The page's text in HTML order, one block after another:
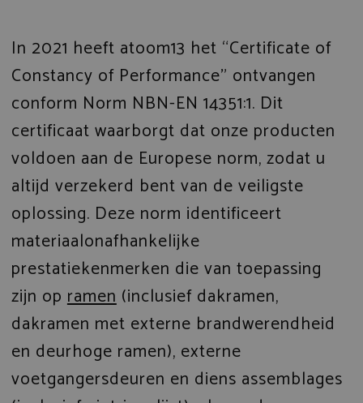
In 2021 heeft atoom13 het “Certificate of
Constancy of Performance” ontvangen
conform Norm NBN-EN 14351:1. Dit
certificaat waarborgt dat onze producten
voldoen aan de Europese norm, zodat u
altijd verzekerd bent van de veiligste
oplossing. Deze norm identificeert
materiaalonafhankelijke
prestatiekenmerken die van toepassing
zijn op ramen(inclusief dakramen,
dakramen met externe brandwerendheid
en deurhoge ramen), externe
voetgangersdeuren en diens assemblages